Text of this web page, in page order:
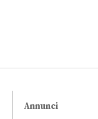
Annunci